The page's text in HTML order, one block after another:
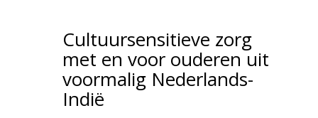
Cultuursensitieve zorg
met en voor ouderen uit
voormalig Nederlands-
Indië